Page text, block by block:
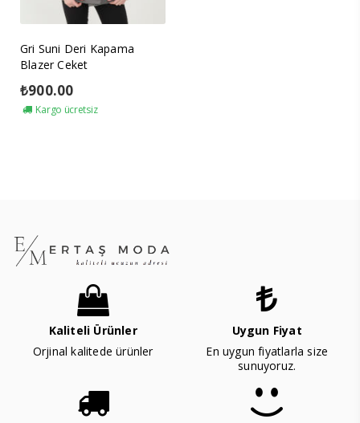
Gri Suni Deri Kapama
Blazer Ceket
₺900.00
Kargo ücretsiz
Kaliteli Ürünler
Orjinal kalitede ürünler
Uygun Fiyat
En uygun fiyatlarla size
sunuyoruz.